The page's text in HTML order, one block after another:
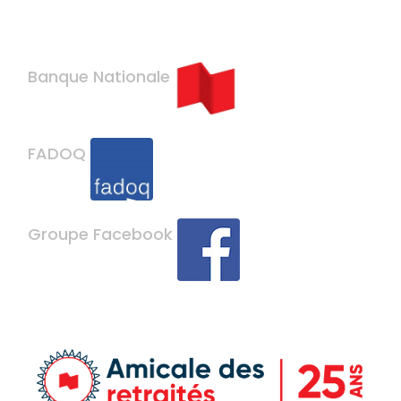
Banque Nationale
FADOQ
Groupe Facebook